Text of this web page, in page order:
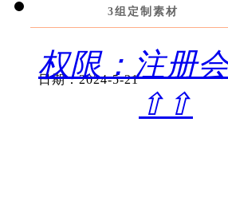
3组定制素材
权限：注册
⇧⇧
日期：2024-5-21